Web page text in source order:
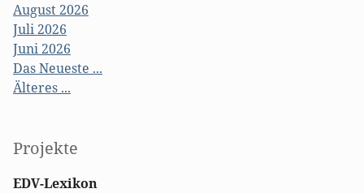
August 2026
Juli 2026
Juni 2026
Das Neueste ...
Älteres ...
Projekte
EDV-Lexikon